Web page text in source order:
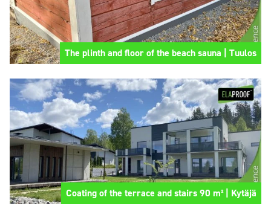
The plinth and floor of the beach sauna | Tuulos
Coating of the terrace and stairs 90 m² | Kytäjä